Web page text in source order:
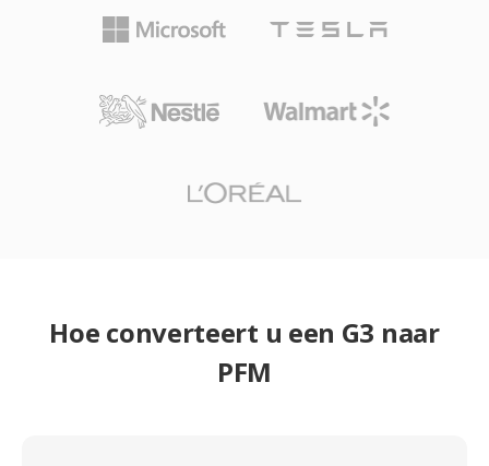
Hoe converteert u een G3 naar
PFM